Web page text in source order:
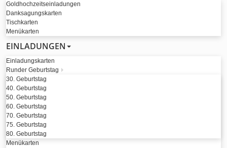
Goldhochzeitseinladungen
Danksagungskarten
Tischkarten
Menükarten
EINLADUNGEN
Einladungskarten
Runder Geburtstag
30. Geburtstag
40. Geburtstag
50. Geburtstag
60. Geburtstag
70. Geburtstag
75. Geburtstag
80. Geburtstag
Menükarten